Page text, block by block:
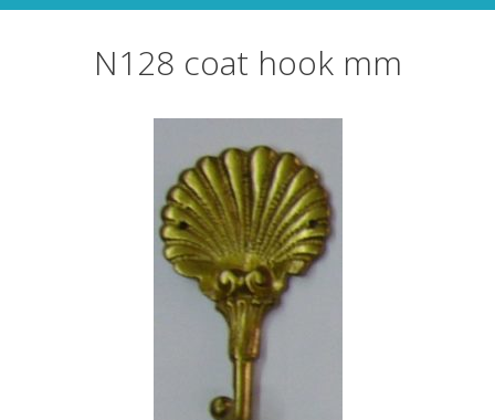
N128 coat hook mm